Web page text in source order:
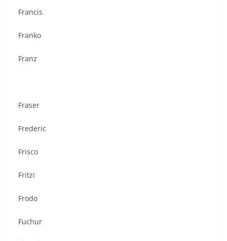
Francis
Franko
Franz
Fraser
Frederic
Frisco
Fritzi
Frodo
Fuchur